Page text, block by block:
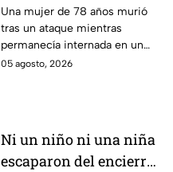
vida: Hombre habría
asfixiado a su suegra
mientras estaba
internada en Veracruz
Una mujer de 78 años murió
tras un ataque mientras
permanecía internada en un
hospital de Veracruz;
05 agosto, 2026
Ni un niño ni una niña
escaparon del encierro: